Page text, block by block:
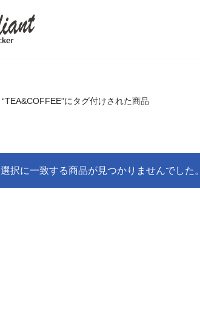
“TEA&COFFEE”にタグ付けされた商品
選択に一致する商品が見つかりませんでした。